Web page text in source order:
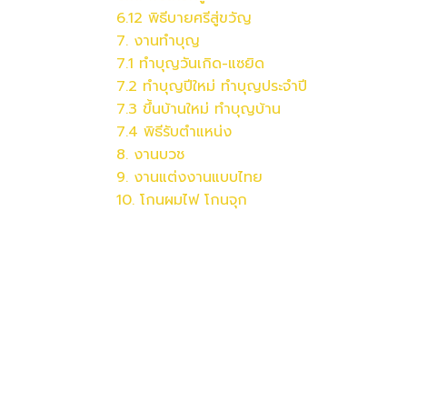
6.12 พิธีบายศรีสู่ขวัญ
7. งานทำบุญ
7.1 ทำบุญวันเกิด-แซยิด
7.2 ทำบุญปีใหม่ ทำบุญประจำปี
7.3 ขึ้นบ้านใหม่ ทำบุญบ้าน
7.4 พิธีรับตำแหน่ง
8. งานบวช
9. งานแต่งงานแบบไทย
10. โกนผมไฟ โกนจุก